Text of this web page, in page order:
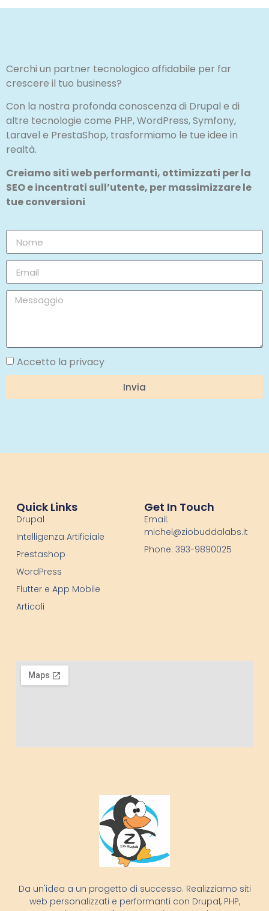
Cerchi un partner tecnologico affidabile per far
crescere il tuo business?
Con la nostra profonda conoscenza di Drupal e di
altre tecnologie come PHP, WordPress, Symfony,
Laravel e PrestaShop, trasformiamo le tue idee in
realtà.
Creiamo siti web performanti, ottimizzati per la
SEO e incentrati sull’utente, per massimizzare le
tue conversioni
Accetto la privacy
Invia
Da un'idea a un progetto di successo. Realizziamo siti
web personalizzati e performanti con Drupal, PHP,
Quick Links
Drupal
Intelligenza Artificiale
Prestashop
WordPress
Flutter e App Mobile
Articoli
Get In Touch
Email:
michel@ziobuddalabs.it
Phone: 393-9890025